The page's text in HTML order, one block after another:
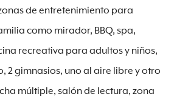
de entretenimiento para
como mirador, BBQ, spa,
recreativa para adultos y niños,
2 gimnasios, uno al aire libre y otro
múltiple, salón de lectura, zona